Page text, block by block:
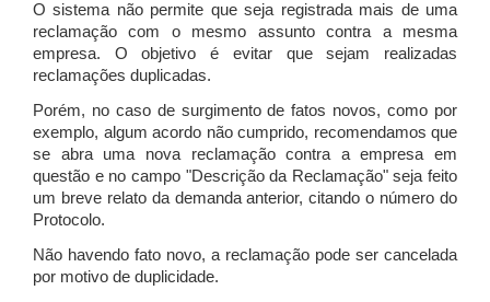
O sistema não permite que seja registrada mais de uma
reclamação com o mesmo assunto contra a mesma
empresa. O objetivo é evitar que sejam realizadas
reclamações duplicadas.
Porém, no caso de surgimento de fatos novos, como por
exemplo, algum acordo não cumprido, recomendamos que
se abra uma nova reclamação contra a empresa em
questão e no campo "Descrição da Reclamação" seja feito
um breve relato da demanda anterior, citando o número do
Protocolo.
Não havendo fato novo, a reclamação pode ser cancelada
por motivo de duplicidade.